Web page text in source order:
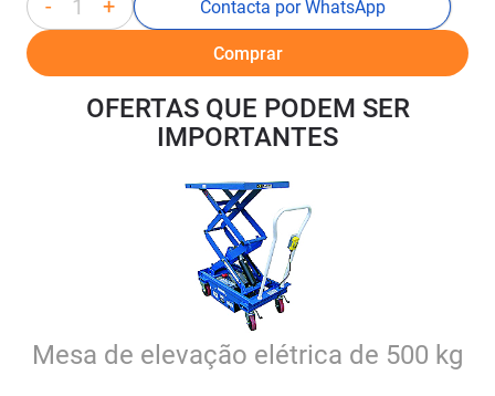
- + Contacta por WhatsApp
Comprar
OFERTAS QUE PODEM SER
IMPORTANTES
Mesa de elevação elétrica de 500 kg